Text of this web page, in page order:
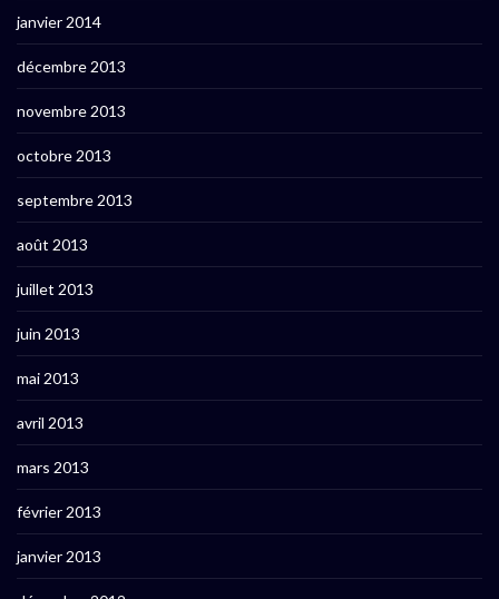
janvier 2014
décembre 2013
novembre 2013
octobre 2013
septembre 2013
août 2013
juillet 2013
juin 2013
mai 2013
avril 2013
mars 2013
février 2013
janvier 2013